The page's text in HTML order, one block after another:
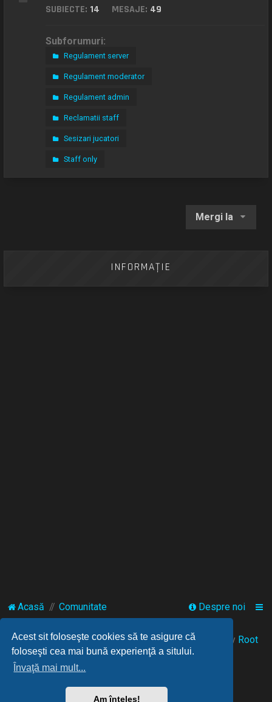
Acest sit foloseşte cookies să te asigure că
foloseşti cea mai bună experienţă a sitului.
Învaţă mai mult...
Am înţeles!
SUBIECTE: 14 MESAJE: 49
Subforumuri:
Regulament server
Regulament moderator
Regulament admin
Reclamatii staff
Sesizari jucatori
Staff only
Mergi la
INFORMAŢIE
Acasă Comunitate Despre noi
© 2021-2025 Powered byFANGAMES™• Design by Root